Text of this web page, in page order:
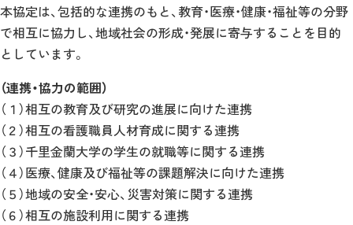
本協定は、包括的な連携のもと、教育・医療・健康・福祉等の分野
で相互に協力し、地域社会の形成・発展に寄与することを目的
としています。
（連携・協力の範囲）
（１）相互の教育及び研究の進展に向けた連携
（２）相互の看護職員人材育成に関する連携
（３）千里金蘭大学の学生の就職等に関する連携
（４）医療、健康及び福祉等の課題解決に向けた連携
（５）地域の安全・安心、災害対策に関する連携
（６）相互の施設利用に関する連携